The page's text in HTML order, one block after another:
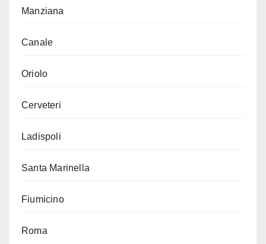
Manziana
Canale
Oriolo
Cerveteri
Ladispoli
Santa Marinella
Fiumicino
Roma